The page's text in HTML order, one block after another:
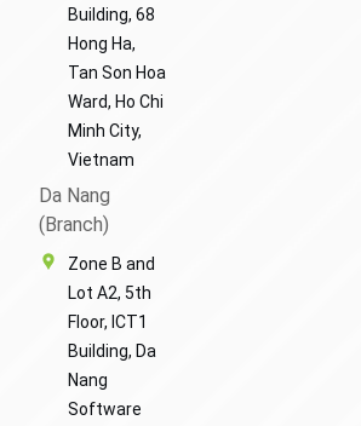
Building, 68
Hong Ha,
Tan Son Hoa
Ward, Ho Chi
Minh City,
Vietnam
Da Nang
(Branch)
Zone B and
Lot A2, 5th
Floor, ICT1
Building, Da
Nang
Software